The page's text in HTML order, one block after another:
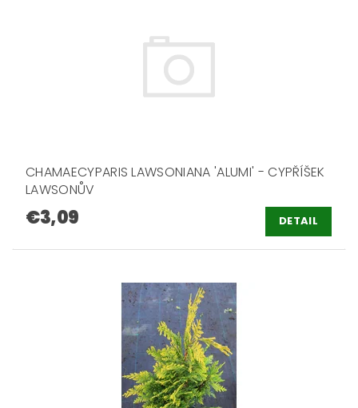
CHAMAECYPARIS LAWSONIANA 'ALUMI' - CYPŘÍŠEK
LAWSONŮV
€3,09 DETAIL